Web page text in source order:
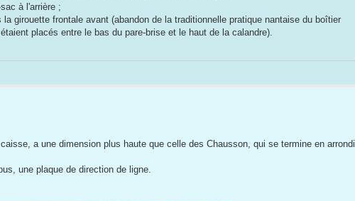
à l'arrière ;
girouette frontale avant (abandon de la traditionnelle pratique nantaise du boîtier
placés entre le bas du pare-brise et le haut de la calandre).
a une dimension plus haute que celle des Chausson, qui se termine en arrondi
une plaque de direction de ligne.